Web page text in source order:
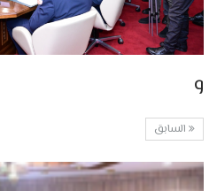
و
السابق